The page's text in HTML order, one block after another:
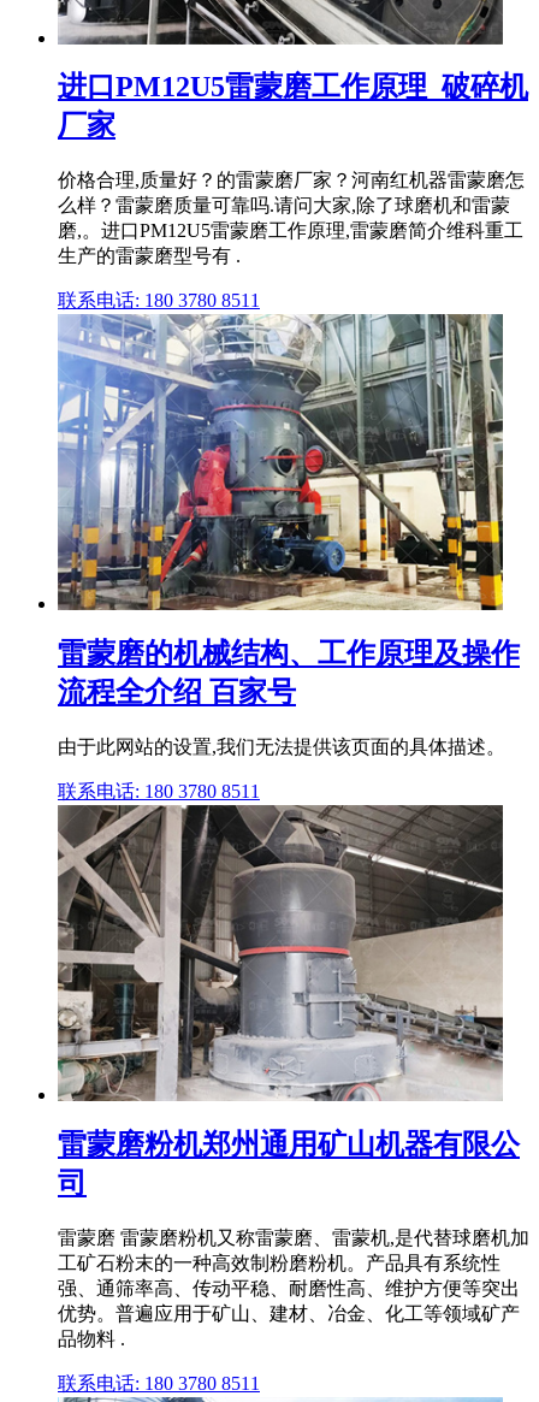
进口PM12U5雷蒙磨工作原理_破碎机
厂家
价格合理,质量好？的雷蒙磨厂家？河南红机器雷蒙磨怎
么样？雷蒙磨质量可靠吗.请问大家,除了球磨机和雷蒙
磨,。进口PM12U5雷蒙磨工作原理,雷蒙磨简介维科重工
生产的雷蒙磨型号有 .
联系电话: 180 3780 8511
雷蒙磨的机械结构、工作原理及操作
流程全介绍 百家号
由于此网站的设置,我们无法提供该页面的具体描述。
联系电话: 180 3780 8511
雷蒙磨粉机郑州通用矿山机器有限公
司
雷蒙磨 雷蒙磨粉机又称雷蒙磨、雷蒙机,是代替球磨机加
工矿石粉末的一种高效制粉磨粉机。产品具有系统性
强、通筛率高、传动平稳、耐磨性高、维护方便等突出
优势。普遍应用于矿山、建材、冶金、化工等领域矿产
品物料 .
联系电话: 180 3780 8511